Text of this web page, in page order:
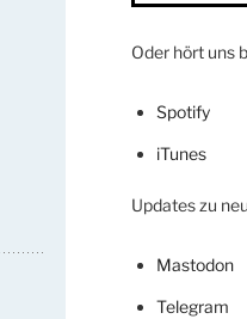
Oder hört uns
Spotify
iTunes
Updates zu
Mastodon
Telegram